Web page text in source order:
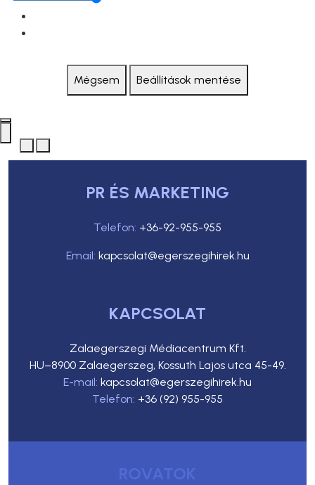
Mégsem Beállítások mentése
PR ÉS MARKETING
Telefon: +36-92-955-955
Email: kapcsolat@egerszegihirek.hu
KAPCSOLAT
Zalaegerszegi Médiacentrum Kft.
HU–8900 Zalaegerszeg, Kossuth Lajos utca 45-49.
E-mail: kapcsolat@egerszegihirek.hu
Telefon: +36 (92) 955-955
ROVATOK